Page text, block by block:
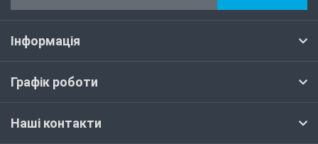
Інформація
Графік роботи
Наші контакти